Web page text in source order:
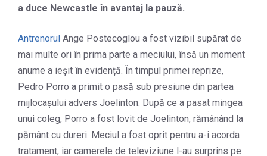
a duce Newcastle în avantaj la pauză.
Antrenorul Ange Postecoglou a fost vizibil supărat de
mai multe ori în prima parte a meciului, însă un moment
anume a ieșit în evidență. În timpul primei reprize,
Pedro Porro a primit o pasă sub presiune din partea
mijlocașului advers Joelinton. După ce a pasat mingea
unui coleg, Porro a fost lovit de Joelinton, rămânând la
pământ cu dureri. Meciul a fost oprit pentru a-i acorda
tratament, iar camerele de televiziune l-au surprins pe